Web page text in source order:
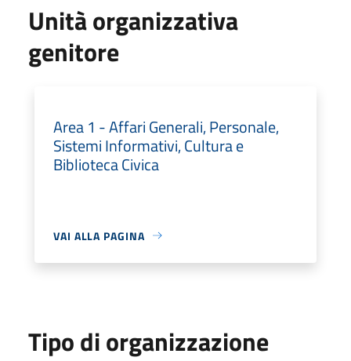
Unità organizzativa
genitore
Area 1 - Affari Generali, Personale,
Sistemi Informativi, Cultura e
Biblioteca Civica
VAI ALLA PAGINA
Tipo di organizzazione